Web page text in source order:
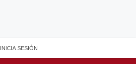
INICIA SESIÓN